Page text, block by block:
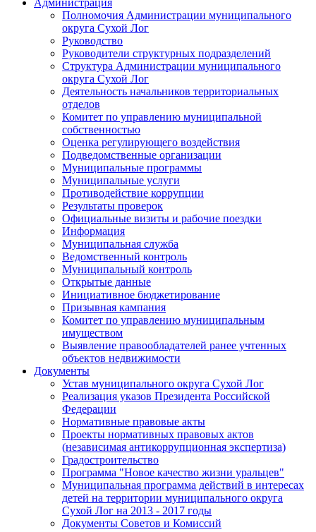
Администрация
Полномочия Администрации муниципального
округа Сухой Лог
Руководство
Руководители структурных подразделений
Структура Администрации муниципального
округа Сухой Лог
Деятельность начальников территориальных
отделов
Комитет по управлению муниципальной
собственностью
Оценка регулирующего воздействия
Подведомственные организации
Муниципальные программы
Муниципальные услуги
Противодействие коррупции
Результаты проверок
Официальные визиты и рабочие поездки
Информация
Муниципальная служба
Ведомственный контроль
Муниципальный контроль
Открытые данные
Инициативное бюджетирование
Призывная кампания
Комитет по управлению муниципальным
имуществом
Выявление правообладателей ранее учтенных
объектов недвижимости
Документы
Устав муниципального округа Сухой Лог
Реализация указов Президента Российской
Федерации
Нормативные правовые акты
Проекты нормативных правовых актов
(независимая антикоррупционная экспертиза)
Градостроительство
Программа "Новое качество жизни уральцев"
Муниципальная программа действий в интересах
детей на территории муниципального округа
Сухой Лог на 2013 - 2017 годы
Документы Советов и Комиссий